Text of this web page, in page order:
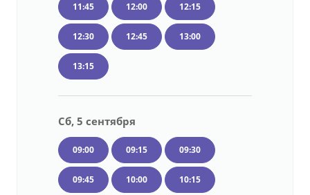
11:45 12:00 12:15
12:30 12:45 13:00
13:15
Сб, 5 сентября
09:00 09:15 09:30
09:45 10:00 10:15